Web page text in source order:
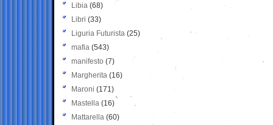
Libia (68)
Libri (33)
Liguria Futurista (25)
mafia (543)
manifesto (7)
Margherita (16)
Maroni (171)
Mastella (16)
Mattarella (60)